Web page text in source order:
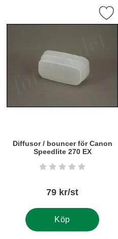
5
07, sats som favorit
Diffusor / bouncer för Canon
Speedlite 270 EX
Art. nr5489 Betyg: 0 stjärnor
79 kr/st
Köp
diffusor / bouncer för